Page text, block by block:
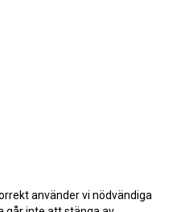
använder vi nödvändiga